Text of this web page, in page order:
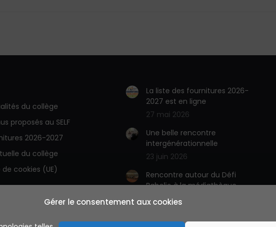
Gérer le consentement aux cookies
du collège
proposés au SELF
2026-2027
du collège
de cookies (UE)
La liste des fournitures 2026-
2027 est en ligne
27 mai 2026
Une belle rencontre
intergénérationnelle
23 juin 2026
Rencontre autour du Défi
Babelio à la médiathèque
23 juin 2026